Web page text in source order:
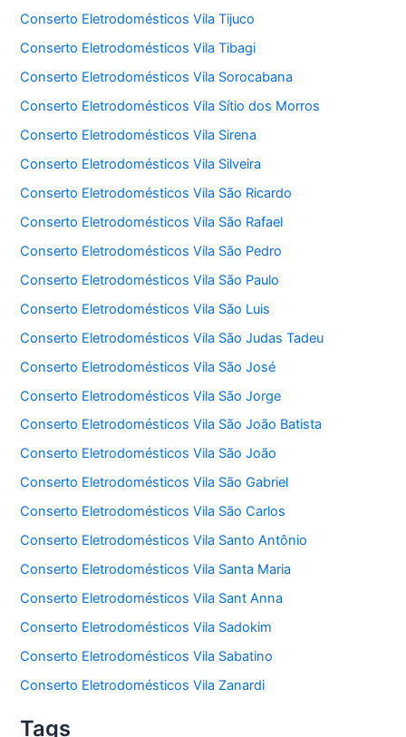
Conserto Eletrodomésticos Vila Tijuco
Conserto Eletrodomésticos Vila Tibagi
Conserto Eletrodomésticos Vila Sorocabana
Conserto Eletrodomésticos Vila Sítio dos Morros
Conserto Eletrodomésticos Vila Sirena
Conserto Eletrodomésticos Vila Silveira
Conserto Eletrodomésticos Vila São Ricardo
Conserto Eletrodomésticos Vila São Rafael
Conserto Eletrodomésticos Vila São Pedro
Conserto Eletrodomésticos Vila São Paulo
Conserto Eletrodomésticos Vila São Luis
Conserto Eletrodomésticos Vila São Judas Tadeu
Conserto Eletrodomésticos Vila São José
Conserto Eletrodomésticos Vila São Jorge
Conserto Eletrodomésticos Vila São João Batista
Conserto Eletrodomésticos Vila São João
Conserto Eletrodomésticos Vila São Gabriel
Conserto Eletrodomésticos Vila São Carlos
Conserto Eletrodomésticos Vila Santo Antônio
Conserto Eletrodomésticos Vila Santa Maria
Conserto Eletrodomésticos Vila Sant Anna
Conserto Eletrodomésticos Vila Sadokim
Conserto Eletrodomésticos Vila Sabatino
Conserto Eletrodomésticos Vila Zanardi
Tags